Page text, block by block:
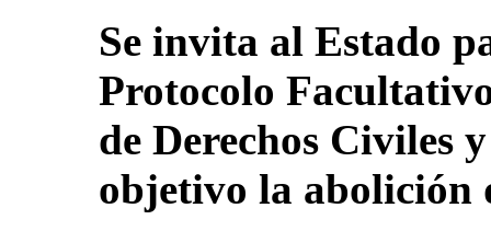
Se invita al Estado
Protocolo
de Derechos Civiles
objetivo la abolición